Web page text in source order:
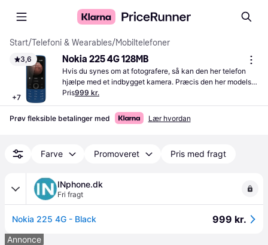
Start/Telefoni & Wearables/Mobiltelefoner
3,6
+7
Nokia 225 4G 128MB
Hvis du synes om at fotografere, så kan den her telefon
hjælpe med et indbygget kamera. Præcis den her models
kamera giver dig billeder, der har en opløsning på 0 MP.
Telefonens indbyggede batteri har en kapacitet på 1150
mAh. Praktiskt nok har telefonen også en indbygget
radiomodtager, så har du altid noget at lytte til.
Pris999 kr.
Prøv fleksible betalinger med Lær hvordan
Farve Promoveret Pris med fragt
INphone.dk
Fri fragt
Nokia 225 4G - Black 999 kr.
Annonce